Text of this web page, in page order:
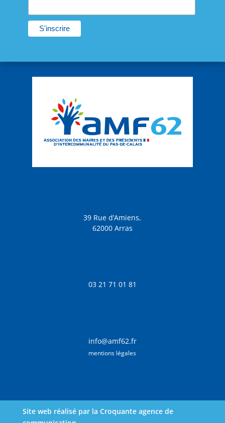
39 Rue d’Amiens,
62000 Arras
03 21 71 01 81
info@amf62.fr
mentions légales
Site web réalisé par la Croquante agence de